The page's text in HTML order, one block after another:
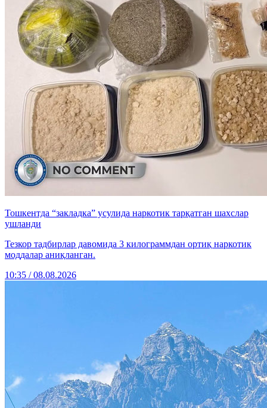
Тошкентда “закладка” усулида наркотик тарқатган шахслар
ушланди
Тезкор тадбирлар давомида 3 килограммдан ортиқ наркотик
моддалар аниқланган.
10:35 / 08.08.2026